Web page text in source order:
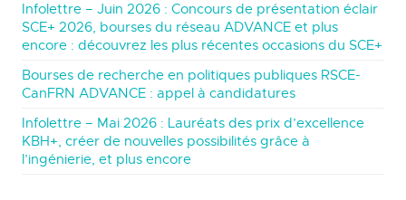
Infolettre – Juin 2026 : Concours de présentation éclair
SCE+ 2026, bourses du réseau ADVANCE et plus
encore : découvrez les plus récentes occasions du SCE+
Bourses de recherche en politiques publiques RSCE-
CanFRN ADVANCE : appel à candidatures
Infolettre – Mai 2026 : Lauréats des prix d’excellence
KBH+, créer de nouvelles possibilités grâce à
l’ingénierie, et plus encore